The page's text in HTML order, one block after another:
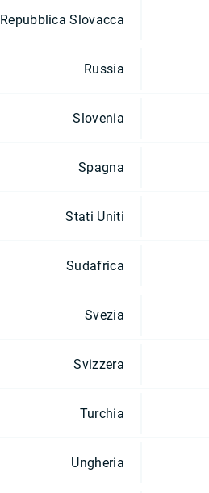
Repubblica Slovacca
Russia
Slovenia
Spagna
Stati Uniti
Sudafrica
Svezia
Svizzera
Turchia
Ungheria